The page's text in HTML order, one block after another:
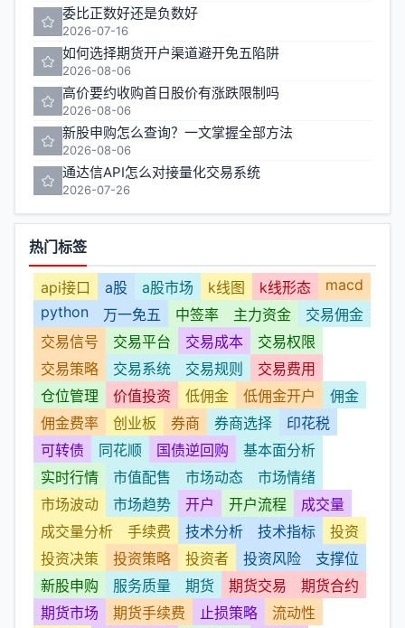
委比正数好还是负数好
2026-07-16
如何选择期货开户渠道避开免五陷阱
2026-08-06
高价要约收购首日股价有涨跌限制吗
2026-08-06
新股申购怎么查询？一文掌握全部方法
2026-08-06
通达信API怎么对接量化交易系统
2026-07-26
热门标签
api接口 a股 a股市场 k线图 k线形态
macd
python
万一免五 中签率 主力资金
交易佣金
交易信号
交易平台 交易成本
交易权限
交易策略
交易系统 交易规则
交易费用
仓位管理
价值投资 低佣金 低佣金开户
佣金
佣金费率
创业板 券商 券商选择
印花税
可转债
同花顺 国债逆回购
基本面分析
实时行情
市值配售 市场动态
市场情绪
市场波动
市场趋势 开户 开户流程
成交量
成交量分析
手续费 技术分析 技术指标
投资
投资决策
投资策略 投资者 投资风险
支撑位
新股申购
服务质量 期货 期货交易
期货合约
期货市场
期货手续费 止损策略
流动性